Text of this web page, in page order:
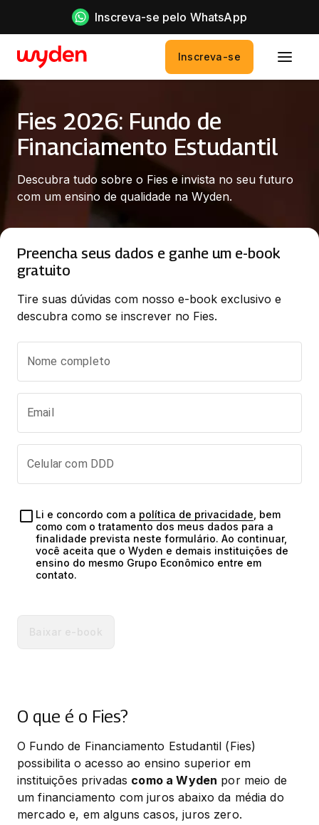
Inscreva-se pelo WhatsApp
Inscreva-se
Fies 2026: Fundo de
Financiamento Estudantil
Descubra tudo sobre o Fies e invista no seu futuro
com um ensino de qualidade na Wyden.
Preencha seus dados e ganhe um e-book
gratuito
Tire suas dúvidas com nosso e-book exclusivo e
descubra como se inscrever no Fies.
Nome completo
Email
Celular com DDD
Li e concordo com a política de privacidade , bem
como com o tratamento dos meus dados para a
finalidade prevista neste formulário. Ao continuar,
você aceita que o Wyden e demais instituições de
ensino do mesmo Grupo Econômico entre em
contato.
O que é o Fies?
O Fundo de Financiamento Estudantil (Fies)
possibilita o acesso ao ensino superior em
instituições privadas como a Wyden por meio de
um financiamento com juros abaixo da média do
mercado e, em alguns casos, juros zero.